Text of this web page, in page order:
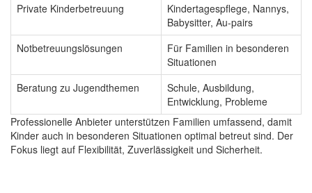
Private Kinderbetreuung
Kindertagespflege, Nannys,
Babysitter, Au-pairs
Notbetreuungslösungen
Für Familien in besonderen
Situationen
Beratung zu Jugendthemen
Schule, Ausbildung,
Entwicklung, Probleme
Professionelle Anbieter unterstützen Familien umfassend, damit
Kinder auch in besonderen Situationen optimal betreut sind. Der
Fokus liegt auf Flexibilität, Zuverlässigkeit und Sicherheit.